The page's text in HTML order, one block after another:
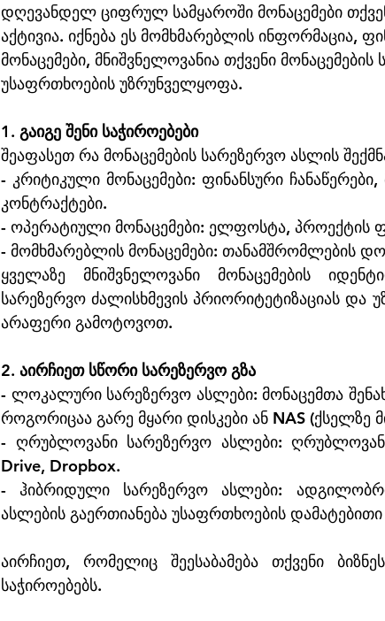
დღევანდელ ციფრულ სამყაროში მონაცემები
აქტივია. იქნება ეს მომხმარებლის ინფორმაცია,
მონაცემები, მნიშვნელოვანია თქვენი
უსაფრთხოების უზრუნველყოფა.
1. გაიგე შენი საჭიროებები
შეაფასეთ რა მონაცემების სარეზერვო ასლის
- კრიტიკული მონაცემები: ფინანსური
კონტრაქტები.
- ოპერატიული მონაცემები: ელფოსტა, პროექტის
- მომხმარებლის მონაცემები: თანამშრომლების
ყველაზე მნიშვნელოვანი მონაცემების
სარეზერვო ძალისხმევის პრიორიტეტიზაციას და
არაფერი გამოტოვოთ.
2. აირჩიეთ სწორი სარეზერვო გზა
- ლოკალური სარეზერვო ასლები: მონაცემთა
როგორიცაა გარე მყარი დისკები ან NAS (ქსელზე
- ღრუბლოვანი სარეზერვო ასლები:
Drive, Dropbox.
- ჰიბრიდული სარეზერვო ასლები:
ასლების გაერთიანება უსაფრთხოების
აირჩიეთ, რომელიც შეესაბამება თქვენი
საჭიროებებს.